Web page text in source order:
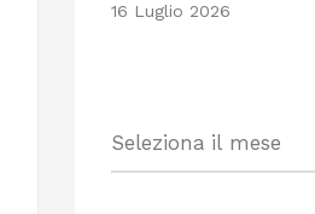
16 Luglio 2026